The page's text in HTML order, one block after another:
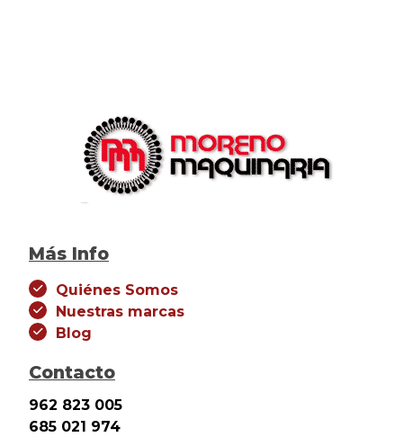
Más Info
Quiénes Somos
Nuestras marcas
Blog
Contacto
962 823 005
685 021 974